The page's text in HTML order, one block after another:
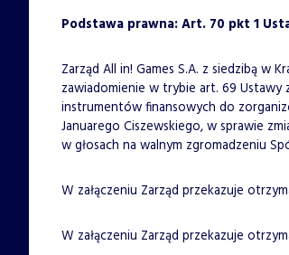
Podstawa prawna: Art. 70 pkt 1
Zarząd All in! Games S.A. z siedzibą w
zawiadomienie w trybie art. 69
instrumentów finansowych do
Januarego Ciszewskiego, w sprawie
w głosach na walnym zgromadzeniu
W załączeniu Zarząd przekazuje
W załączeniu Zarząd przekazuje